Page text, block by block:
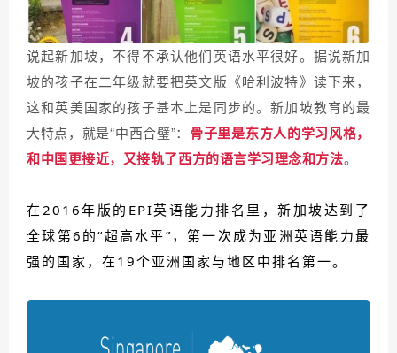
说起新加坡，不得不承认他们英语水平很好。据说新加
坡的孩子在二年级就要把英文版《哈利波特》读下来，
这和英美国家的孩子基本上是同步的。新加坡教育的最
大特点，就是“中西合璧”： 骨子里是东方人的学习风格，
和中国更接近，又接轨了西方的语言学习理念和方法。
在2016年版的EPI英语能力排名里，新加坡达到了
全球第6的“超高水平”，第一次成为亚洲英语能力最
强的国家，在19个亚洲国家与地区中排名第一。